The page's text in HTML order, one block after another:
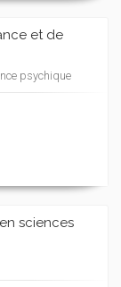
et de
psychique
sciences